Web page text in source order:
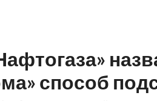
способ